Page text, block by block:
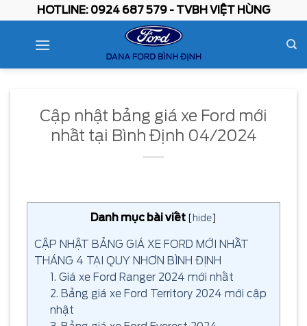
to
content
HOTLINE: 0924 687 579 - TVBH VIỆT HÙNG
Cập nhật bảng giá xe Ford mới
nhất tại Bình Định 04/2024
Danh mục bài viết [hide]
CẬP NHẬT BẢNG GIÁ XE FORD MỚI NHẤT
THÁNG 4 TẠI QUY NHƠN BÌNH ĐỊNH
1. Giá xe Ford Ranger 2024 mới nhất
2. Bảng giá xe Ford Territory 2024 mới cập
nhật